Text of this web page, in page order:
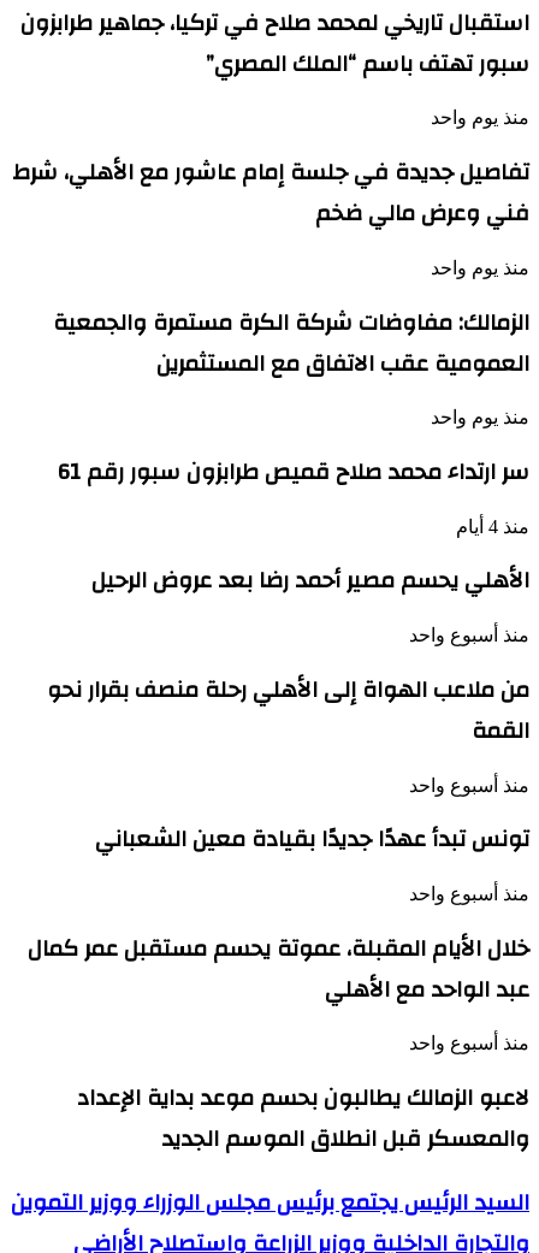
استقبال تاريخي لمحمد صلاح في تركيا، جماهير طرابزون
سبور تهتف باسم “الملك المصري”
منذ يوم واحد
تفاصيل جديدة في جلسة إمام عاشور مع الأهلي، شرط
فني وعرض مالي ضخم
منذ يوم واحد
الزمالك: مفاوضات شركة الكرة مستمرة والجمعية
العمومية عقب الاتفاق مع المستثمرين
منذ يوم واحد
سر ارتداء محمد صلاح قميص طرابزون سبور رقم 61
منذ 4 أيام
الأهلي يحسم مصير أحمد رضا بعد عروض الرحيل
منذ أسبوع واحد
من ملاعب الهواة إلى الأهلي رحلة منصف بقرار نحو
القمة
منذ أسبوع واحد
تونس تبدأ عهدًا جديدًا بقيادة معين الشعباني
منذ أسبوع واحد
خلال الأيام المقبلة، عموتة يحسم مستقبل عمر كمال
عبد الواحد مع الأهلي
منذ أسبوع واحد
لاعبو الزمالك يطالبون بحسم موعد بداية الإعداد
والمعسكر قبل انطلاق الموسم الجديد
السيد
الرئيس
يجتمع
السيد الرئيس يجتمع برئيس مجلس الوزراء ووزير التموين
والتجارة الداخلية ووزير الزراعة واستصلاح الأراضي